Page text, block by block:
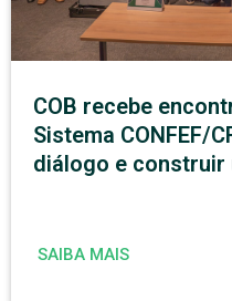
COB recebe
Sistema CONFEF/
diálogo e construir
SAIBA MAIS